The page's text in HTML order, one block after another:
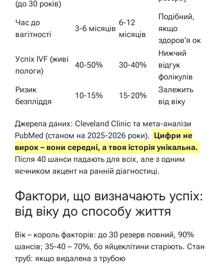
(до 30 років)
Час до
вагітності
3-6 місяців
6-12
місяців
Подібний,
якщо
здоров’я ок
Успіх IVF (живі
пологи)
40-50% 30-40%
Нижчий
відгук
фолікулів
Ризик
безпліддя
10-15% 15-20%
Залежить
від віку
Джерела даних: Cleveland Clinic та мета-аналізи
PubMed (станом на 2025-2026 роки). Цифри не
вирок – вони середні, а твоя історія унікальна.
Після 40 шанси падають для всіх, але з одним
яєчником акцент на ранній діагностиці.
Фактори, що визначають успіх:
від віку до способу життя
Вік – король факторів: до 30 резерв повний, 90%
шансів; 35-40 – 70%, бо яйцеклітини старіють. Стан
труб: якщо видалена з трубою